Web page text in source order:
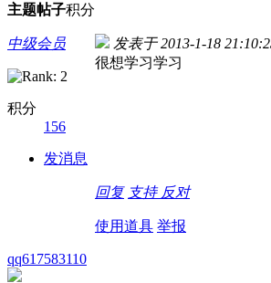
主题帖子积分
中级会员
积分
156
发消息
发表于 2013-1-18
很想学习学习
回复 支持 反对
使用道具 举报
qq617583110